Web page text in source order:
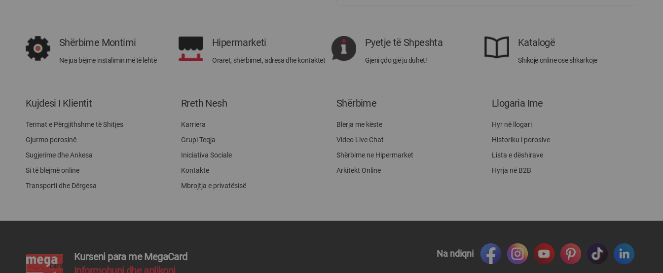
rreth
Megatek:
Shërbime Montimi
Ne jua bëjme instalimin më të lehtë
Hipermarketi
Oraret, shërbimet, adresa dhe kontaktet
Pyetje të Shpeshta
Gjeni çdo gjë ju duhet!
Katalogë
Shikoje online ose shkarkoje
Kujdesi I Klientit
Termat e Përgjithshme të Shitjes
Gjurmo porosinë
Sugjerime dhe Ankesa
Si të blejmë online
Transporti dhe Dërgesa
Rreth Nesh
Karriera
Grupi Teqja
Iniciativa Sociale
Kontakte
Mbrojtja e privatësisë
Shërbime
Blerja me këste
Video Live Chat
Shërbime ne Hipermarket
Arkitekt Online
Llogaria Ime
Hyr në llogari
Historiku i porosive
Lista e dëshirave
Hyrja në B2B
Kurseni para me MegaCard
Informohuni dhe aplikoni
Na ndiqni